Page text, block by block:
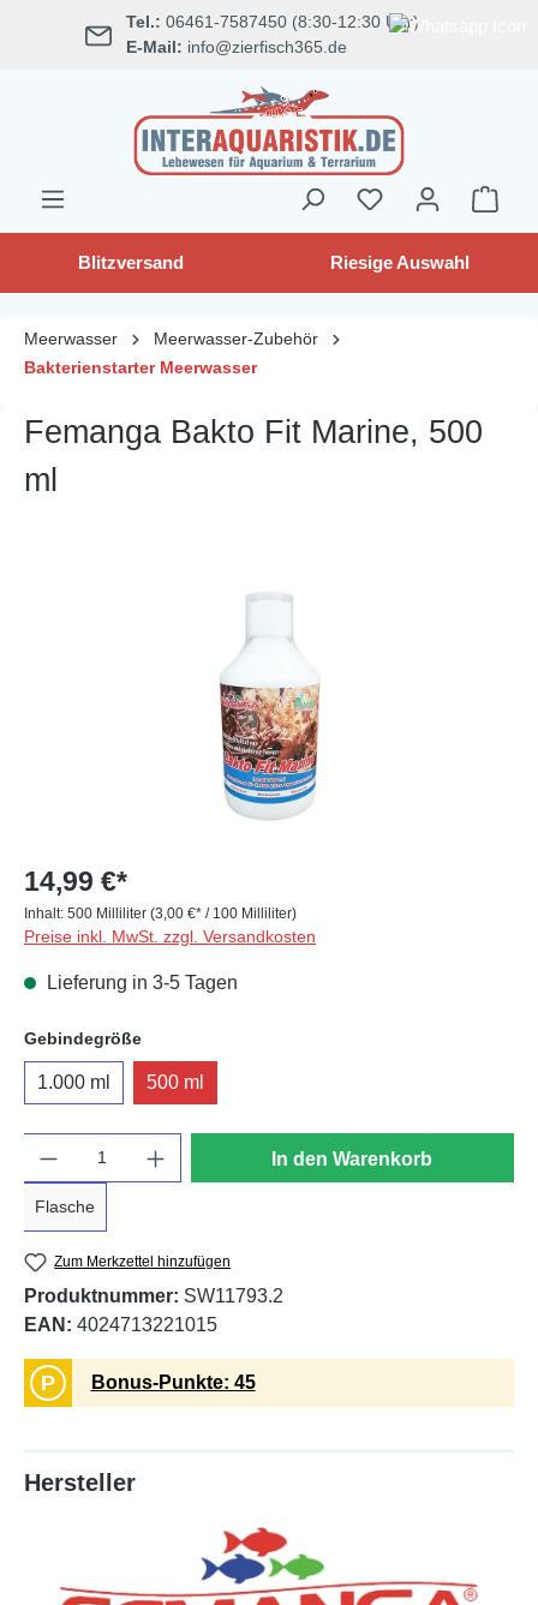
springen Tel.: 06461-7587450 (8:30-12:30 Uhr)
E-Mail: info@zierfisch365.de
Blitzversand Riesige Auswahl
Meerwasser
Meerwasser-Zubehör
Bakterienstarter Meerwasser
Femanga Bakto Fit Marine, 500
ml
14,99 €*
Inhalt: 500 Milliliter (3,00 €* / 100 Milliliter)
Preise inkl. MwSt. zzgl. Versandkosten
Lieferung in 3-5 Tagen
Gebindegrößeauswählen
1.000 ml 500 ml
Flasche
In den Warenkorb
Zum Merkzettel hinzufügen
Produktnummer: SW11793.2
EAN: 4024713221015
P Bonus-Punkte: 45
Hersteller